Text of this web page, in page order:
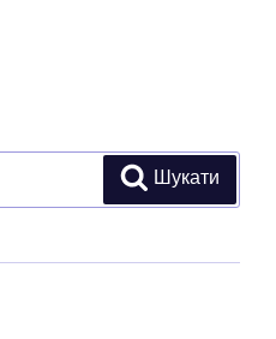
Шукати